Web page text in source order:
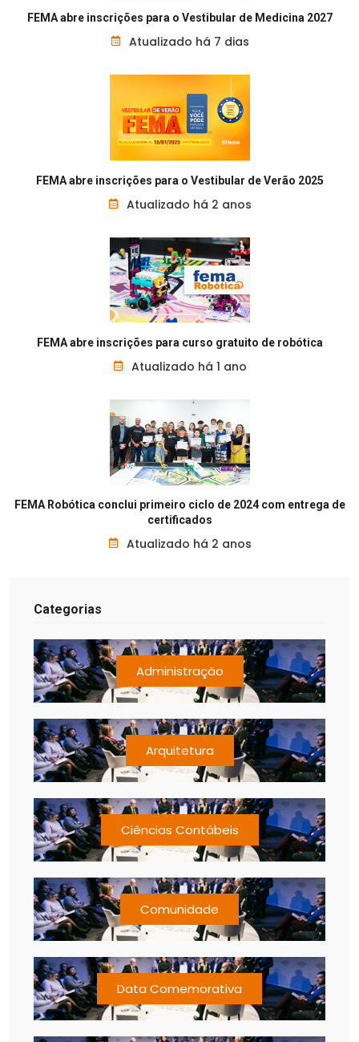
FEMA abre inscrições para o Vestibular de Medicina 2027
Atualizado há 7 dias
FEMA abre inscrições para o Vestibular de Verão 2025
Atualizado há 2 anos
FEMA abre inscrições para curso gratuito de robótica
Atualizado há 1 ano
FEMA Robótica conclui primeiro ciclo de 2024 com entrega de
certificados
Atualizado há 2 anos
Categorias
Administração
Arquitetura
Ciências Contábeis
Comunidade
Data Comemorativa